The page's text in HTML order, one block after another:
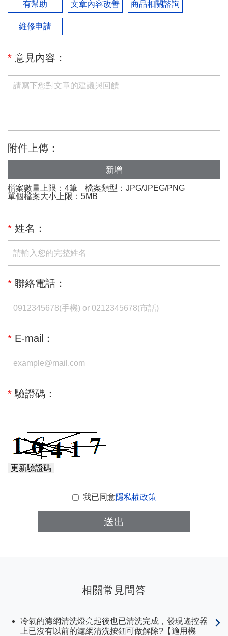
有幫助 文章內容改善 商品相關諮詢
維修申請
* 意見內容：
附件上傳：
新增
檔案數量上限：4筆
檔案類型：JPG/JPEG/PNG
單個檔案大小上限：5MB
* 姓名：
* 聯絡電話：
* E-mail：
* 驗證碼：
更新驗證碼
我已同意隱私權政策
送出
相關常見問答
冷氣的濾網清洗燈亮起後也已清洗完成，發現遙控器
上已沒有以前的濾網清洗按鈕可做解除?【適用機